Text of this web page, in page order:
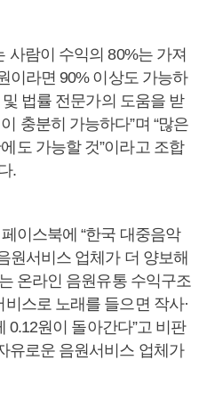
사람이 수익의 80%는 가져
이라면 90% 이상도 가능하
법률 전문가의 도움을 받
충분히 가능하다”며 “많은
도 가능할 것”이라고 조합
.
이스북에 “한국 대중음악
원서비스 업체가 더 양보해
온라인 음원유통 수익구조
스로 노래를 들으면 작사·
0.12원이 돌아간다”고 비판
유로운 음원서비스 업체가